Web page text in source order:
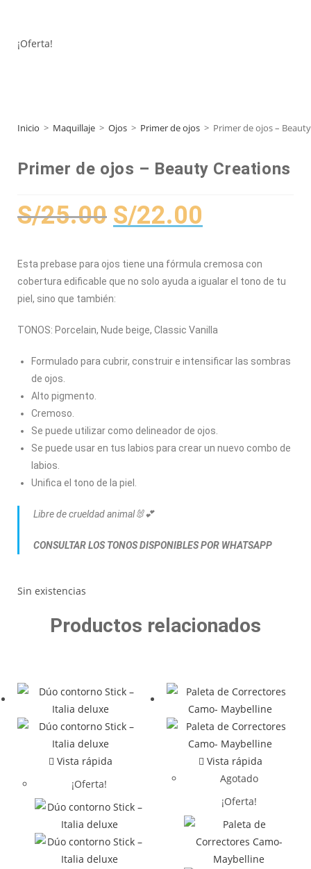
¡Oferta!
Inicio > Maquillaje > Ojos > Primer de ojos > Primer de ojos –
Primer de ojos – Beauty Creations
S/25.00 S/22.00
Esta prebase para ojos tiene una fórmula cremosa con
cobertura edificable que no solo ayuda a igualar el tono de tu
piel, sino que también:
TONOS: Porcelain, Nude beige, Classic Vanilla
Formulado para cubrir, construir e intensificar las sombras
de ojos.
Alto pigmento.
Cremoso.
Se puede utilizar como delineador de ojos.
Se puede usar en tus labios para crear un nuevo combo de
labios.
Unifica el tono de la piel.
Libre de crueldad animal🐰💕
CONSULTAR LOS TONOS DISPONIBLES POR WHATSAPP
Sin existencias
Productos relacionados
Vista rápida
¡Oferta!
Vista rápida
Agotado
¡Oferta!